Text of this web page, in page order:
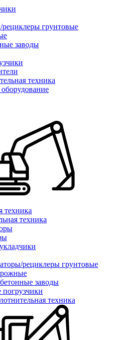
рециклеры грунтовые
заводы
техника
техника
техника
рециклеры грунтовые
заводы
техника